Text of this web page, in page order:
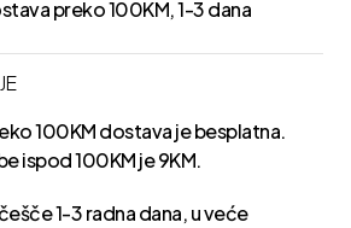
preko 100KM, 1-3 dana
100KM dostava je besplatna.
ispod 100KM je 9KM.
1-3 radna dana, u veće